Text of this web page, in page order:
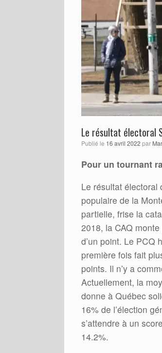
Le résultat électoral
Publié le 16 avril 2022 par
Pour un tournant
Le résultat électoral
populaire de la
partielle, frise la
2018, la CAQ
d’un point. Le PCQ
première fois fait
points. Il n’y a
Actuellement, la
donne à Québec
16% de l’élection
s’attendre à un
14.2%.